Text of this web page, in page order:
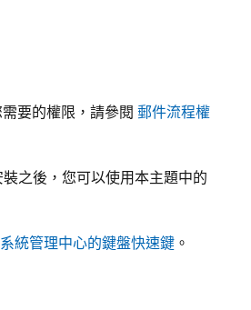
要的權限，請參閱 郵件流程權
之後，您可以使用本主題中的
統管理中心的鍵盤快速鍵 。